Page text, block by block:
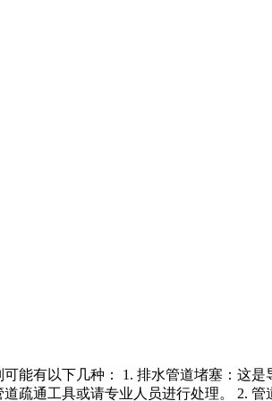
能有以下几种： 1. 排水管道堵塞：这
疏通工具或请专业人员进行处理。 2.